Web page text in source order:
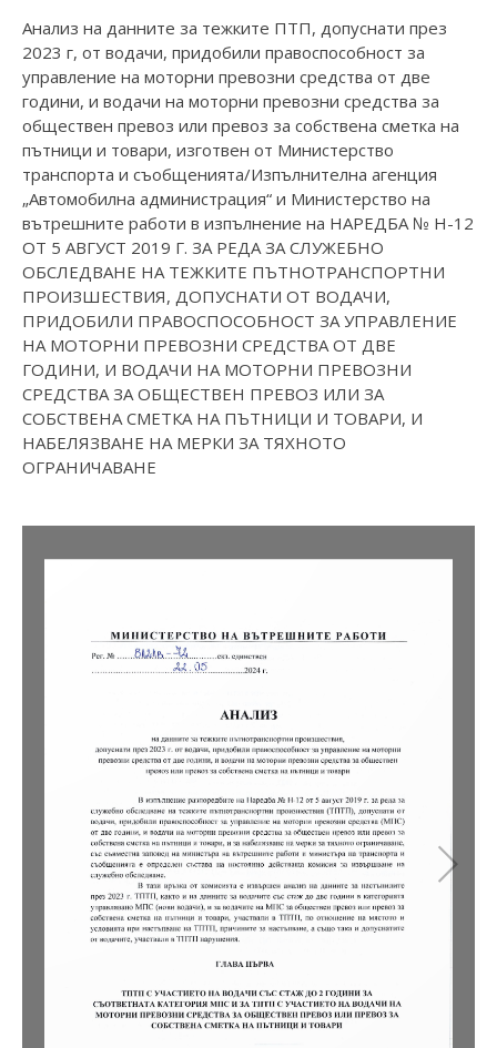
Анализ на данните за тежките ПТП, допуснати през
2023 г, от водачи, придобили правоспособност за
управление на моторни превозни средства от две
години, и водачи на моторни превозни средства за
обществен превоз или превоз за собствена сметка на
пътници и товари, изготвен от Министерство
транспорта и съобщенията/Изпълнителна агенция
„Автомобилна администрация“ и Министерство на
вътрешните работи в изпълнение на НАРЕДБА № Н-12
ОТ 5 АВГУСТ 2019 Г. ЗА РЕДА ЗА СЛУЖЕБНО
ОБСЛЕДВАНЕ НА ТЕЖКИТЕ ПЪТНОТРАНСПОРТНИ
ПРОИЗШЕСТВИЯ, ДОПУСНАТИ ОТ ВОДАЧИ,
ПРИДОБИЛИ ПРАВОСПОСОБНОСТ ЗА УПРАВЛЕНИЕ
НА МОТОРНИ ПРЕВОЗНИ СРЕДСТВА ОТ ДВЕ
ГОДИНИ, И ВОДАЧИ НА МОТОРНИ ПРЕВОЗНИ
СРЕДСТВА ЗА ОБЩЕСТВЕН ПРЕВОЗ ИЛИ ЗА
СОБСТВЕНА СМЕТКА НА ПЪТНИЦИ И ТОВАРИ, И
НАБЕЛЯЗВАНЕ НА МЕРКИ ЗА ТЯХНОТО
ОГРАНИЧАВАНЕ